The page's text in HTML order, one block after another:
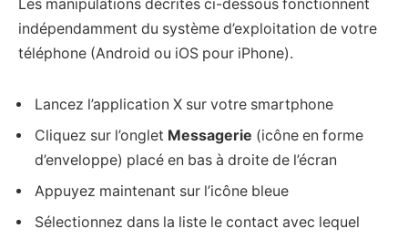
Les manipulations décrites ci-dessous fonctionnent
indépendamment du système d’exploitation de votre
téléphone (Android ou iOS pour iPhone).
Lancez l’application X sur votre smartphone
Cliquez sur l’onglet Messagerie (icône en forme
d’enveloppe) placé en bas à droite de l’écran
Appuyez maintenant sur l’icône bleue
Sélectionnez dans la liste le contact avec lequel